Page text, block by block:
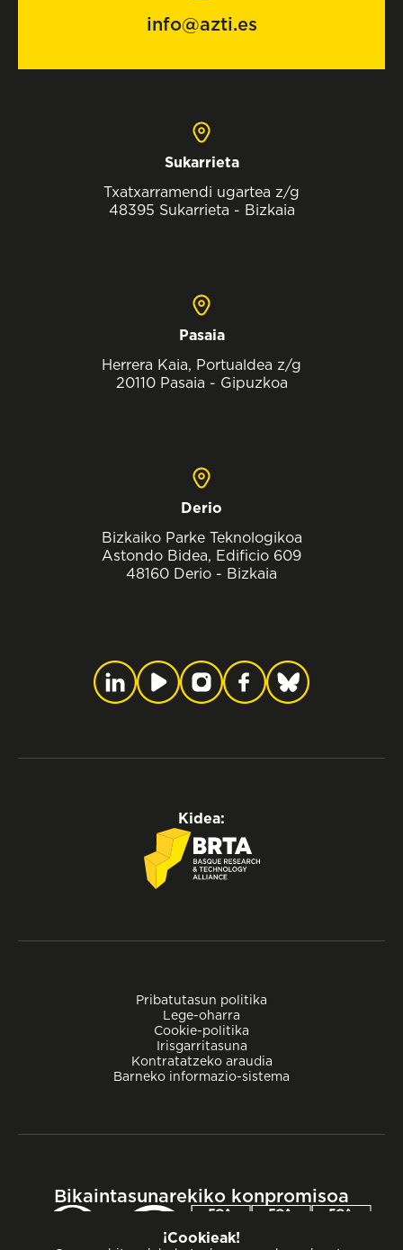
info@azti.es
Sukarrieta
Txatxarramendi ugartea z/g
48395 Sukarrieta - Bizkaia
Pasaia
Herrera Kaia, Portualdea z/g
20110 Pasaia - Gipuzkoa
Derio
Bizkaiko Parke Teknologikoa
Astondo Bidea, Edificio 609
48160 Derio - Bizkaia
Pribatutasun politika
Lege-oharra
Cookie-politika
Irisgarritasuna
Kontratatzeko araudia
Barneko informazio-sistema
Kidea:
Bikaintasunarekiko konpromisoa
¡Cookieak!